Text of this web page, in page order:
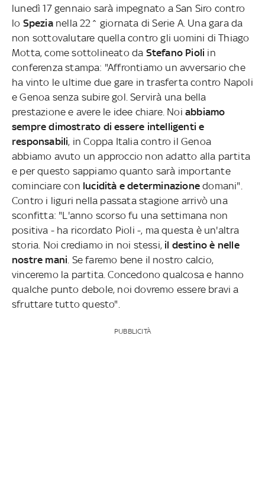
lunedì 17 gennaio sarà impegnato a San Siro contro
lo Spezianella 22^ giornata di Serie A. Una gara da
non sottovalutare quella contro gli uomini di Thiago
Motta, come sottolineato da Stefano Pioli in
conferenza stampa: "Affrontiamo un avversario che
ha vinto le ultime due gare in trasferta contro Napoli
e Genoa senza subire gol. Servirà una bella
prestazione e avere le idee chiare. Noi abbiamo
sempre dimostrato di essere intelligenti e
responsabili, in Coppa Italia contro il Genoa
abbiamo avuto un approccio non adatto alla partita
e per questo sappiamo quanto sarà importante
cominciare con lucidità e determinazione domani".
Contro i liguri nella passata stagione arrivò una
sconfitta: "L'anno scorso fu una settimana non
positiva - ha ricordato Pioli -, ma questa è un'altra
storia. Noi crediamo in noi stessi, il destino è nelle
nostre mani . Se faremo bene il nostro calcio,
vinceremo la partita. Concedono qualcosa e hanno
qualche punto debole, noi dovremo essere bravi a
sfruttare tutto questo".
PUBBLICITÀ